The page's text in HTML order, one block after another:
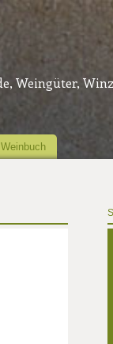
Weingüter,
Weinbuch